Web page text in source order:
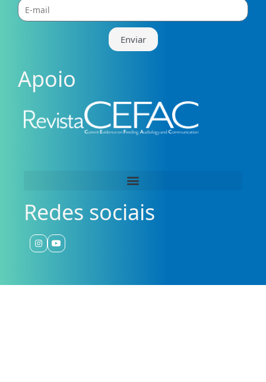
E-
mail
Enviar
Apoio
Redes sociais